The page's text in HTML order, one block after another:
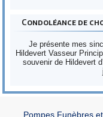
Condoléance de
Je présente mes
Hildevert Vasseur
souvenir de Hildevert
Pompes Funèbres